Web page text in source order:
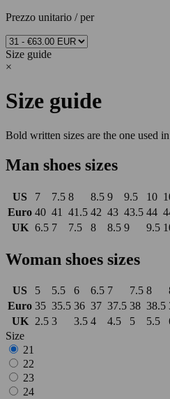
Prezzo unitario /per
Size guide
×
Size guide
Bold written sizes are the one used
Man shoes sizes
US 7 7.5 8 8.5 9 9.5 10
Euro 40 41 41.5 42 43 43.5 44
UK 6.5 7 7.5 8 8.5 9 9.5
Woman shoes sizes
US 5 5.5 6 6.5 7 7.5 8
Euro 35 35.5 36 37 37.5 38 38.5
UK 2.5 3 3.5 4 4.5 5 5.5
Size
21
22
23
24